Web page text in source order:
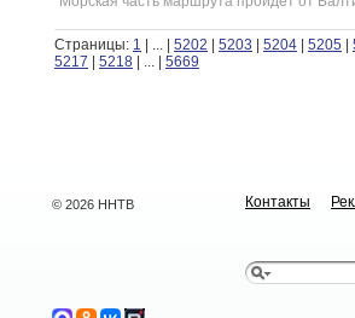
Страницы: 1 | | 5202 | 5203 | 5204 | 5205 |
5217 | 5218 | | 5669
© 2026 ННТВ Контакты